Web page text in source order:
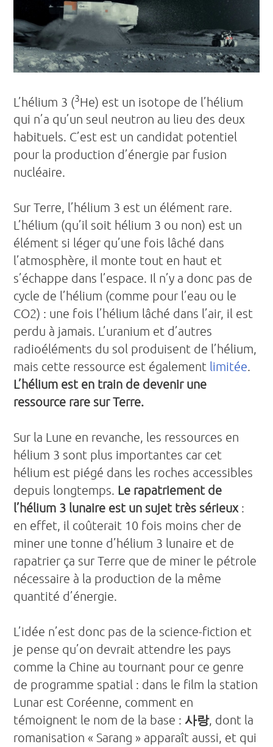
L’hélium 3 (3He) est un isotope de l’hélium
qui n’a qu’un seul neutron au lieu des deux
habituels. C’est est un candidat potentiel
pour la production d’énergie par fusion
nucléaire.
Sur Terre, l’hélium 3 est un élément rare.
L’hélium (qu’il soit hélium 3 ou non) est un
élément si léger qu’une fois lâché dans
l’atmosphère, il monte tout en haut et
s’échappe dans l’espace. Il n’y a donc pas de
cycle de l’hélium (comme pour l’eau ou le
CO2) : une fois l’hélium lâché dans l’air, il est
perdu à jamais. L’uranium et d’autres
radioéléments du sol produisent de l’hélium,
mais cette ressource est également limitée.
L’hélium est en train de devenir une
ressource rare sur Terre.
Sur la Lune en revanche, les ressources en
hélium 3 sont plus importantes car cet
hélium est piégé dans les roches accessibles
depuis longtemps. Le rapatriement de
l’hélium 3 lunaire est un sujet très sérieux :
en effet, il coûterait 10 fois moins cher de
miner une tonne d’hélium 3 lunaire et de
rapatrier ça sur Terre que de miner le pétrole
nécessaire à la production de la même
quantité d’énergie.
L’idée n’est donc pas de la science-fiction et
je pense qu’on devrait attendre les pays
comme la Chine au tournant pour ce genre
de programme spatial : dans le film la station
Lunar est Coréenne, comment en
témoignent le nom de la base : 사랑, dont la
romanisation « Sarang » apparaît aussi, et qui